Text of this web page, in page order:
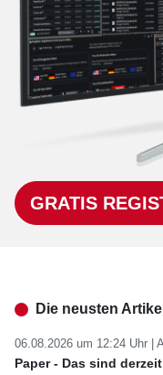
GRATIS
Die neusten Artikel
06.08.2026 um 12:24 Uhr |
Paper - Das sind